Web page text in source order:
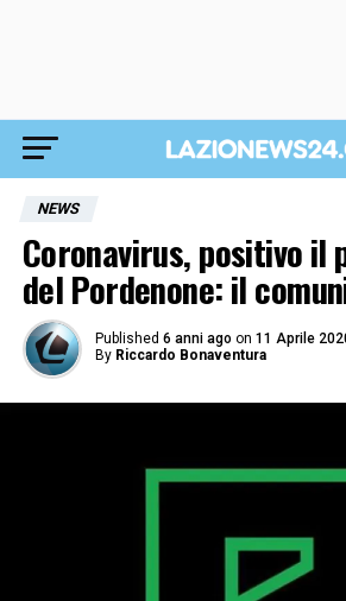
NEWS
Coronavirus, positivo il
del Pordenone: il
Published 6 anni ago on 11 Aprile
By Riccardo Bonaventura